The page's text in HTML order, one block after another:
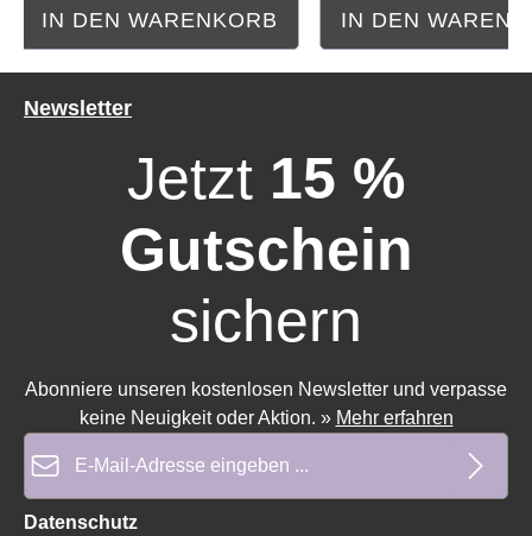
Durchschnittliche Bewertung von 0 von 5 Sternen
IN DEN WARENKORB
Durchschnittliche
IN DEN
Newsletter
Jetzt 15 %
Gutschein
sichern
Abonniere unseren kostenlosen Newsletter und verpasse
keine Neuigkeit oder Aktion. » Mehr erfahren
Datenschutz